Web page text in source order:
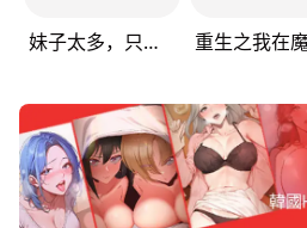
妹子太多，只好飞升了